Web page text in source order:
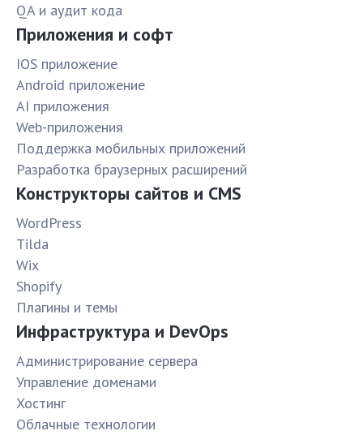
QA и аудит кода
Приложения и софт
IOS приложение
Android приложение
AI приложения
Web-приложения
Поддержка мобильных приложений
Разработка браузерных расширений
Конструкторы сайтов и CMS
WordPress
Tilda
Wix
Shopify
Плагины и темы
Инфраструктура и DevOps
Администрирование сервера
Управление доменами
Хостинг
Облачные технологии